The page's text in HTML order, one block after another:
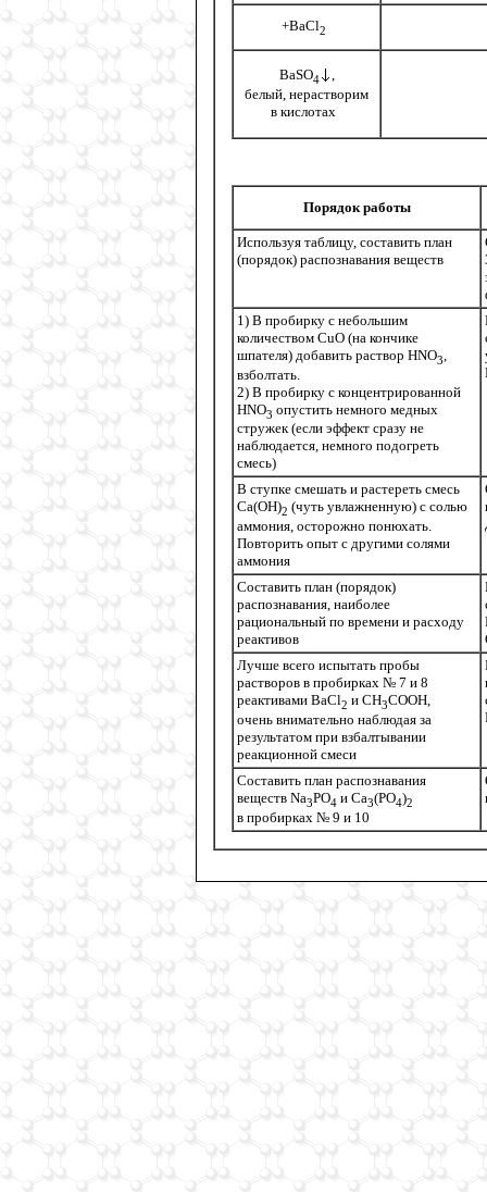
+BaCl2
BaSO4
,
белый, нерастворим
в кислотах
Порядок работы
Используя таблицу, составить план
(порядок) распознавания веществ
1) В пробирку с небольшим
количеством CuO (на кончике
шпателя) добавить раствор HNO3
взболтать.
2) В пробирку с концентрированной
HNO3 опустить немного медных
стружек (если эффект сразу не
наблюдается, немного подогреть
смесь)
В ступке смешать и растереть смесь
Ca(OH)2 (чуть увлажненную) с солью
аммония, осторожно понюхать.
Повторить опыт с другими солями
аммония
Составить план (порядок)
распознавания, наиболее
рациональный по времени и расходу
реактивов
Лучше всего испытать пробы
растворов в пробирках № 7 и 8
реактивами BaCl2 и CH3COOH,
очень внимательно наблюдая за
результатом при взбалтывании
реакционной смеси
Составить план распознавания
веществ Na3PO4 и Сa3(PO4)2
в пробирках № 9 и 10